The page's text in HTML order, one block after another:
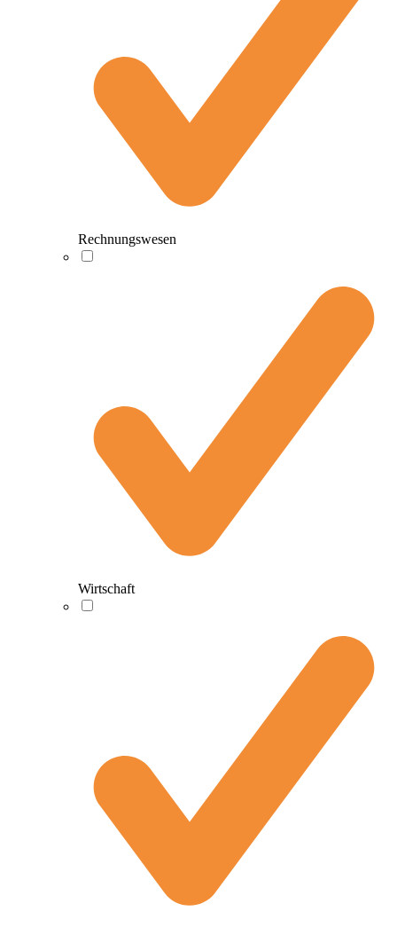
Rechnungswesen
Wirtschaft